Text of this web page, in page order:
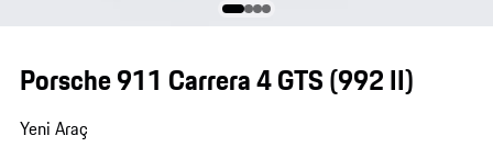
Porsche 911 Carrera 4 GTS(992 II)
Yeni Araç